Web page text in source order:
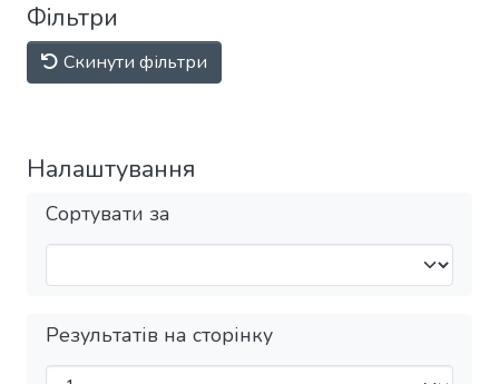
Фільтри
Скинути фільтри
Налаштування
Сортувати за
Результатів на сторінку